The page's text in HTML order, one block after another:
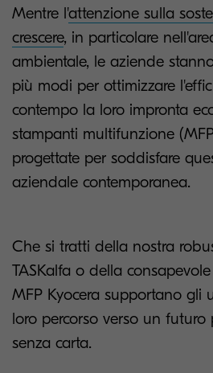
Mentre l'attenzione sulla
crescere, in particolare
ambientale, le aziende
più modi per ottimizzare
contempo la loro impronta
stampanti multifunzione
progettate per soddisfare
aziendale contemporanea.
Che si tratti della nostra
TASKalfa o della
MFP Kyocera supportano gli
loro percorso verso un futuro
senza carta.